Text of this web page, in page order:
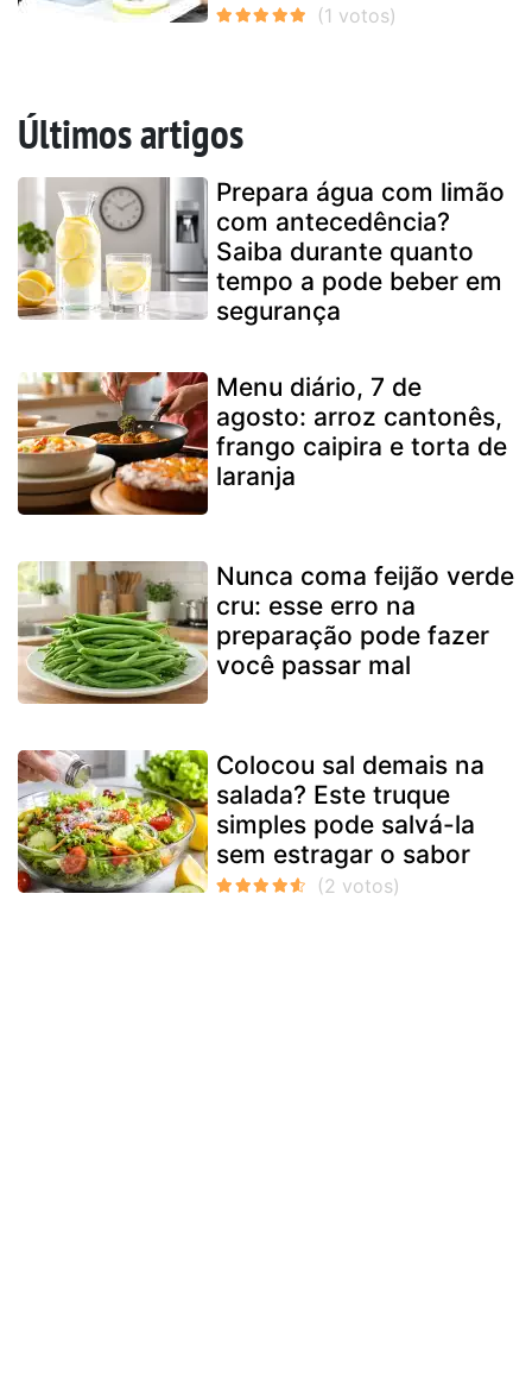
Últimos artigos
Prepara água com limão
com antecedência?
Saiba durante quanto
tempo a pode beber em
segurança
Menu diário, 7 de
agosto: arroz cantonês,
frango caipira e torta de
laranja
Nunca coma feijão verde
cru: esse erro na
preparação pode fazer
você passar mal
Colocou sal demais na
salada? Este truque
simples pode salvá-la
sem estragar o sabor